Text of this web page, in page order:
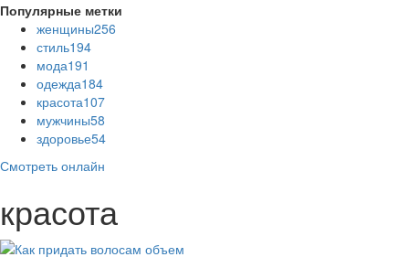
Популярные метки
женщины256
стиль194
мода191
одежда184
красота107
мужчины58
здоровье54
Смотреть онлайн
красота